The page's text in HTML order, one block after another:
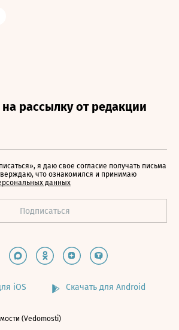
я даю свое согласие получать письма
что ознакомился и принимаю
данных
iOS Скачать для Android
(Vedomosti)